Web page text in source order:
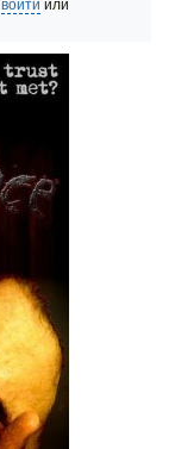
войти или